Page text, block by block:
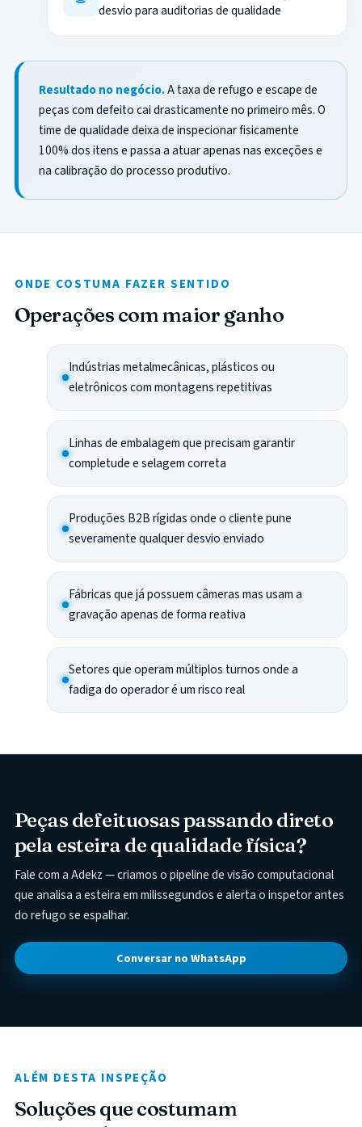
desvio para auditorias de qualidade
Resultado no negócio.A taxa de refugo e escape de
peças com defeito cai drasticamente no primeiro mês. O
time de qualidade deixa de inspecionar fisicamente
100% dos itens e passa a atuar apenas nas exceções e
na calibração do processo produtivo.
ONDE COSTUMA FAZER SENTIDO
Operações com maior ganho
Indústrias metalmecânicas, plásticos ou
eletrônicos com montagens repetitivas
Linhas de embalagem que precisam garantir
completude e selagem correta
Produções B2B rígidas onde o cliente pune
severamente qualquer desvio enviado
Fábricas que já possuem câmeras mas usam a
gravação apenas de forma reativa
Setores que operam múltiplos turnos onde a
fadiga do operador é um risco real
Peças defeituosas passando direto
pela esteira de qualidade física?
Fale com a Adekz — criamos o pipeline de visão computacional
que analisa a esteira em milissegundos e alerta o inspetor antes
do refugo se espalhar.
Conversar no WhatsApp
ALÉM DESTA INSPEÇÃO
Soluções que costumam